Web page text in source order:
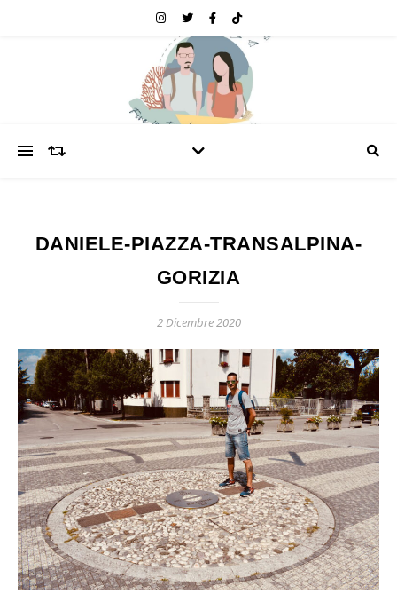
DANIELE-PIAZZA-TRANSALPINA-
GORIZIA
2 Dicembre 2020